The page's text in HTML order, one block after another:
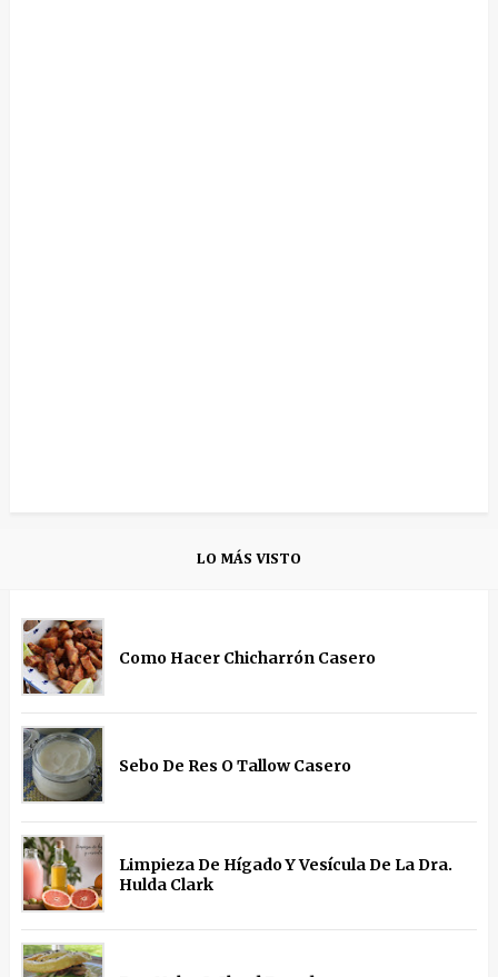
LO MÁS VISTO
Como Hacer Chicharrón Casero
Sebo De Res O Tallow Casero
Limpieza De Hígado Y Vesícula De La Dra.
Hulda Clark